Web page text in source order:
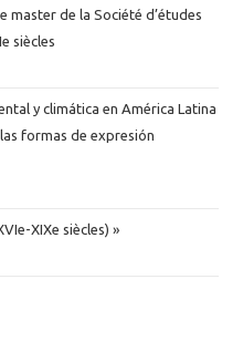
master de la Société d’études
siècles
y climática en América Latina
formas de expresión
XIXe siècles) »